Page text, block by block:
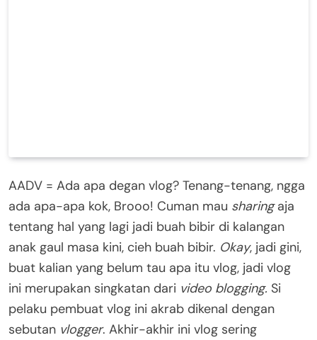
AADV = Ada apa degan vlog? Tenang-tenang, ngga
ada apa-apa kok, Brooo! Cuman mau sharingaja
tentang hal yang lagi jadi buah bibir di kalangan
anak gaul masa kini, cieh buah bibir. Okay, jadi gini,
buat kalian yang belum tau apa itu vlog, jadi vlog
ini merupakan singkatan dari video blogging. Si
pelaku pembuat vlog ini akrab dikenal dengan
sebutan vlogger. Akhir-akhir ini vlog sering